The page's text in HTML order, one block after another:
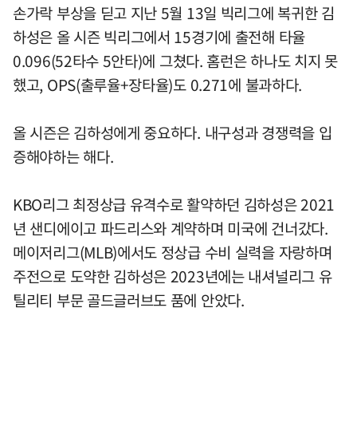
손가락 부상을 딛고 지난 5월 13일 빅리그에 복귀한 김
하성은 올 시즌 빅리그에서 15경기에 출전해 타율
0.096(52타수 5안타)에 그쳤다. 홈런은 하나도 치지 못
했고, OPS(출루율+장타율)도 0.271에 불과하다.
올 시즌은 김하성에게 중요하다. 내구성과 경쟁력을 입
증해야하는 해다.
KBO리그 최정상급 유격수로 활약하던 김하성은 2021
년 샌디에이고 파드리스와 계약하며 미국에 건너갔다.
메이저리그(MLB)에서도 정상급 수비 실력을 자랑하며
주전으로 도약한 김하성은 2023년에는 내셔널리그 유
틸리티 부문 골드글러브도 품에 안았다.